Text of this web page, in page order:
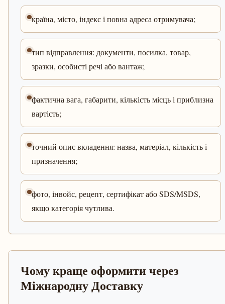
країна, місто, індекс і повна адреса отримувача;
тип відправлення: документи, посилка, товар,
зразки, особисті речі або вантаж;
фактична вага, габарити, кількість місць і приблизна
вартість;
точний опис вкладення: назва, матеріал, кількість і
призначення;
фото, інвойс, рецепт, сертифікат або SDS/MSDS,
якщо категорія чутлива.
Чому краще оформити через
Міжнародну Доставку